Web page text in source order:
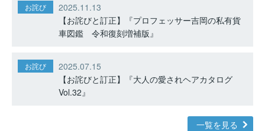
お詫び
2025.11.13
【お詫びと訂正】『プロフェッサー吉岡の私有貨
車図鑑 令和復刻増補版』
お詫び
2025.07.15
【お詫びと訂正】『大人の愛されヘアカタログ
Vol.32』
一覧を見る